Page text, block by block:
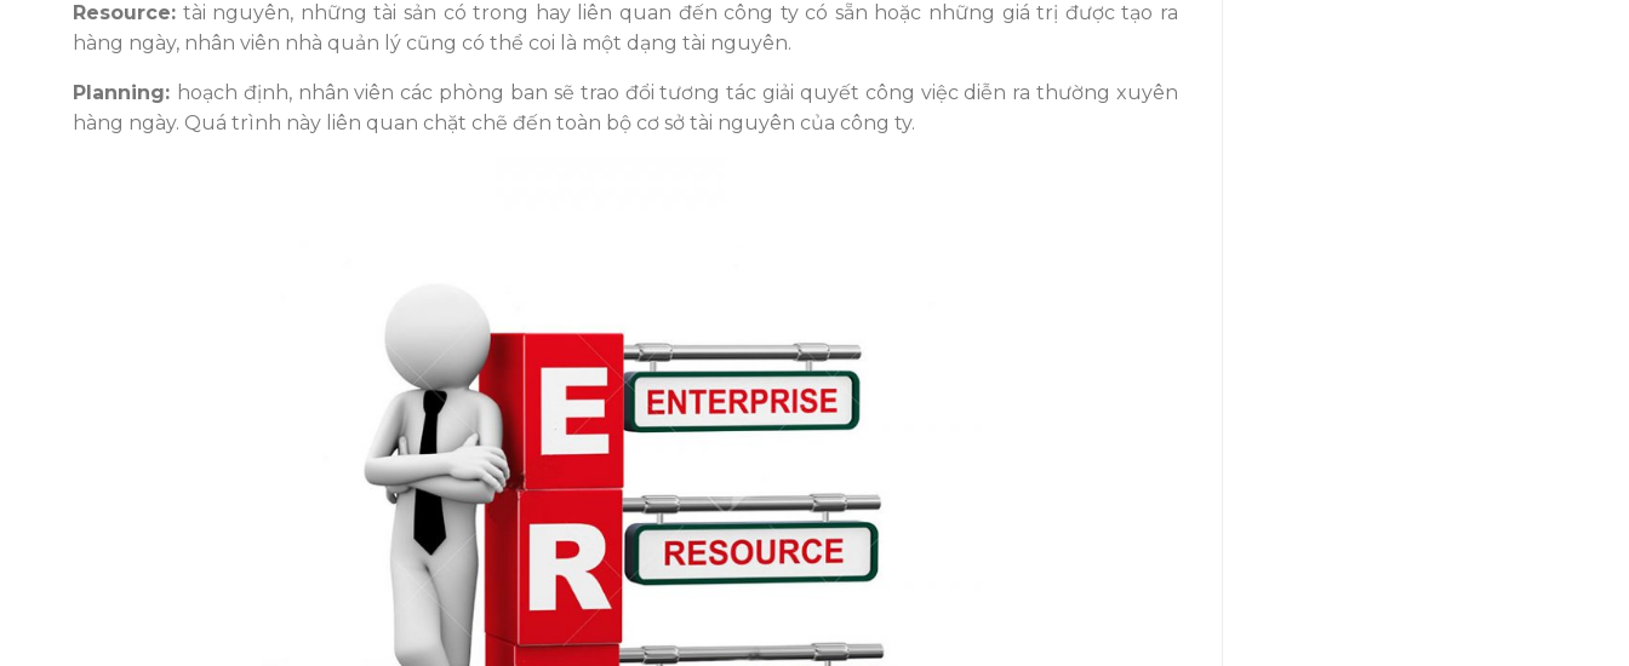
Resource: tài nguyên, những tài sản có trong hay liên quan đến công ty có sẵn hoặc những giá trị được tạo ra
hàng ngày, nhân viên nhà quản lý cũng có thể coi là một dạng tài nguyên.
Planning: hoạch định, nhân viên các phòng ban sẽ trao đổi tương tác giải quyết công việc diễn ra thường xuyên
hàng ngày. Quá trình này liên quan chặt chẽ đến toàn bộ cơ sở tài nguyên của công ty.